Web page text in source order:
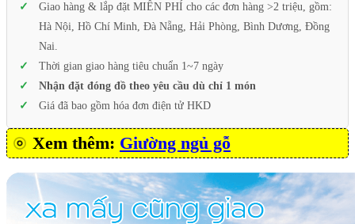
Giao hàng & lắp đặt MIỄN PHÍ cho các đơn hàng >2 triệu, gồm:
Hà Nội, Hồ Chí Minh, Đà Nẵng, Hải Phòng, Bình Dương, Đồng
Nai.
Thời gian giao hàng tiêu chuẩn 1~7 ngày
Nhận đặt đóng đồ theo yêu cầu dù chỉ 1 món
Giá đã bao gồm hóa đơn điện tử HKD
Xem thêm: Giường ngủ gỗ